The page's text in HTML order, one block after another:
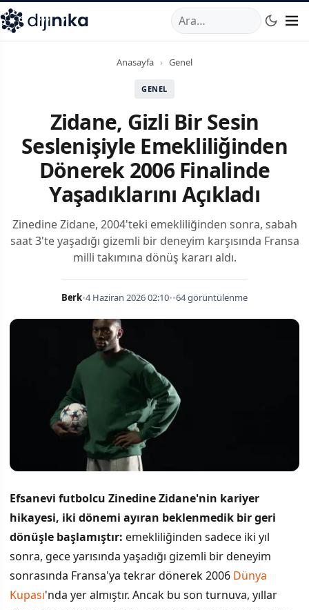
,Marmara Mahallesi,Beylikdüzü34520TRTelefon:0850
Anasayfa › Genel
GENEL
Zidane, Gizli Bir Sesin
Seslenişiyle Emekliliğinden
Dönerek 2006 Finalinde
Yaşadıklarını Açıkladı
Zinedine Zidane, 2004'teki emekliliğinden sonra, sabah
saat 3'te yaşadığı gizemli bir deneyim karşısında Fransa
milli takımına dönüş kararı aldı.
Berk•4 Haziran 2026 02:10••64 görüntülenme
Efsanevi futbolcu Zinedine Zidane'nin kariyer
hikayesi, iki dönemi ayıran beklenmedik bir geri
dönüşle başlamıştır: emekliliğinden sadece iki yıl
sonra, gece yarısında yaşadığı gizemli bir deneyim
sonrasında Fransa'ya tekrar dönerek 2006 Dünya
Kupası'nda yer almıştır. Ancak bu son turnuva, yıllar